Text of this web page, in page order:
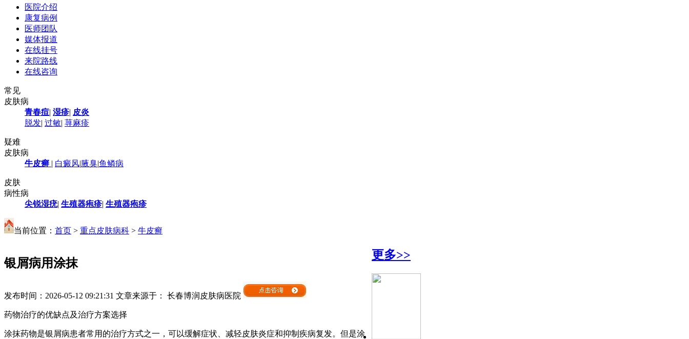
医院介绍
康复病例
医师团队
媒体报道
在线挂号
来院路线
在线咨询
常见
皮肤病
青春痘| 湿疹| 皮炎
脱发| 过敏| 荨麻疹
疑难
皮肤病
牛皮癣 | 白癜风|腋臭|鱼鳞病
皮肤
病性病
尖锐湿疣| 生殖器疱疹| 生殖器疱疹
当前位置： 首页 > 重点皮肤病科 > 牛皮癣
银屑病用涂抹
发布时间：2026-05-12 09:21:31 文章来源于： 长春博润皮肤病医院
药物治疗的优缺点及治疗方案选择
涂抹药物是银屑病患者常用的治疗方式之一，可以缓解症状、减轻皮肤炎症和抑制疾病复发。但是涂
更多>>